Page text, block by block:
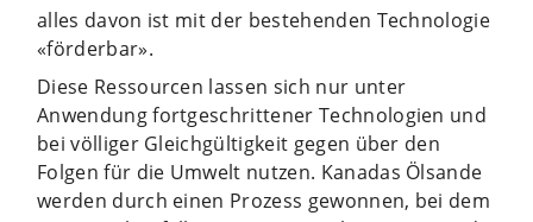
alles davon ist mit der bestehenden Technologie
«förderbar».
Diese Ressourcen lassen sich nur unter
Anwendung fortgeschrittener Technologien und
bei völliger Gleichgültigkeit gegen über den
Folgen für die Umwelt nutzen. Kanadas Ölsande
werden durch einen Prozess gewonnen, bei dem